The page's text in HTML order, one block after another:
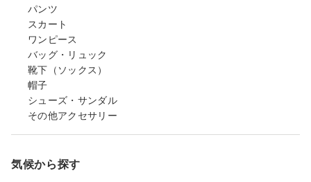
パンツ
スカート
ワンピース
バッグ・リュック
靴下（ソックス）
帽子
シューズ・サンダル
その他アクセサリー
気候から探す